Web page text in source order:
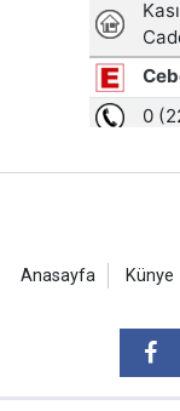
Anasayfa Künye